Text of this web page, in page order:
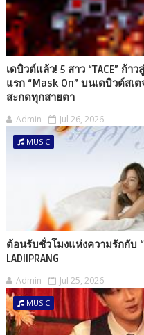
เดบิวต์แล้ว! 5 สาว “TACE” ก้
แรก “Mask On” บนเดบิวต์สเ
สะกดทุกสายตา
Admin Jul 26, 2026
MUSIC
ต้อนรับชั่วโมงแห่งความรักกับ
LADIIPRANG
Admin Jul 25, 2026
MUSIC